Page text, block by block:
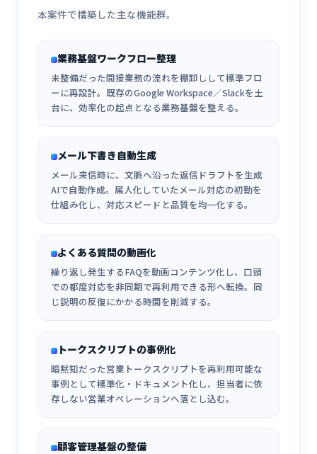
本案件で構築した主な機能群。
業務基盤ワークフロー整理
未整備だった間接業務の流れを棚卸しして標準フロ
ーに再設計。既存のGoogle Workspace／Slackを土
台に、効率化の起点となる業務基盤を整える。
メール下書き自動生成
メール来信時に、文脈へ沿った返信ドラフトを生成
AIで自動作成。属人化していたメール対応の初動を
仕組み化し、対応スピードと品質を均一化する。
よくある質問の動画化
繰り返し発生するFAQを動画コンテンツ化し、口頭
での都度対応を非同期で再利用できる形へ転換。同
じ説明の反復にかかる時間を削減する。
トークスクリプトの事例化
暗黙知だった営業トークスクリプトを再利用可能な
事例として標準化・ドキュメント化し、担当者に依
存しない営業オペレーションへ落とし込む。
顧客管理基盤の整備